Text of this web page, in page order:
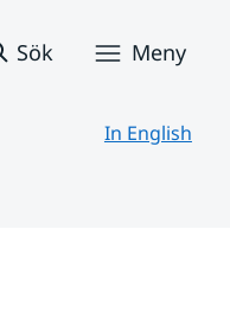
Sök Meny
In English